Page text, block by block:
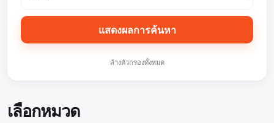
แสดงผลการค้นหา
ล้างตัวกรองทั้งหมด
เลือกหมวด